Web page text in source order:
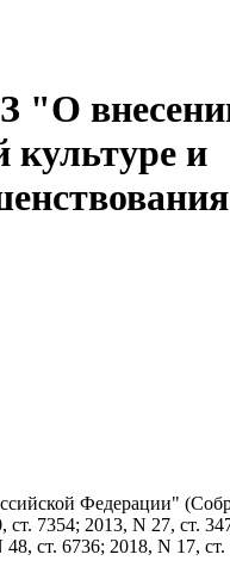
"О
и
Федерации"
ст. 7354; 2013, N 27, ст.
ст. 6736; 2018, N 17,